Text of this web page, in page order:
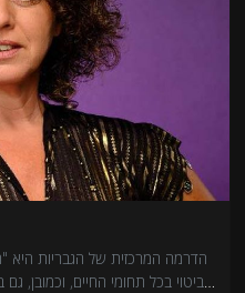
ביטוי בכל תחומי החיים, וכמובן,